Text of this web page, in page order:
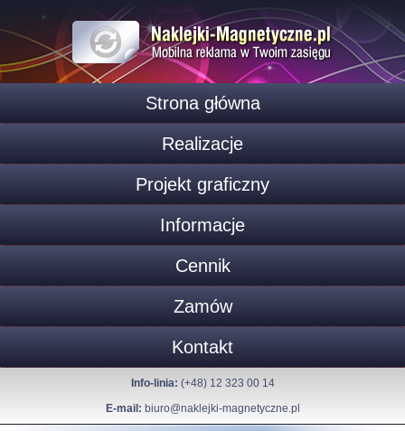
Strona główna
Realizacje
Projekt graficzny
Informacje
Cennik
Zamów
Kontakt
Info-linia: (+48) 12 323 00 14
E-mail: biuro@naklejki-magnetyczne.pl